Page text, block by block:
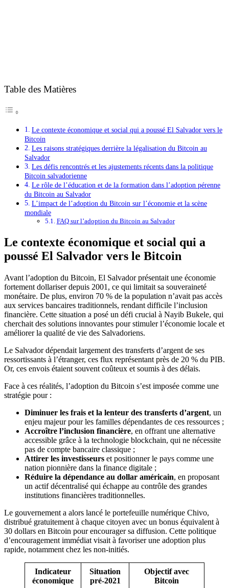
Table des Matières
Le contexte économique et social qui a poussé El Salvador vers le
Bitcoin
Les raisons stratégiques derrière la légalisation du Bitcoin au
Salvador
Les défis rencontrés et les ajustements récents dans la politique
Bitcoin salvadorienne
Le rôle de l’éducation et de la formation dans l’adoption pérenne
du Bitcoin au Salvador
L’impact de l’adoption du Bitcoin sur l’économie et la scène
mondiale
FAQ sur l’adoption du Bitcoin au Salvador
Le contexte économique et social qui a
poussé El Salvador vers le Bitcoin
Avant l’adoption du Bitcoin, El Salvador présentait une économie
fortement dollariser depuis 2001, ce qui limitait sa souveraineté
monétaire. De plus, environ 70 % de la population n’avait pas accès
aux services bancaires traditionnels, rendant difficile l’inclusion
financière. Cette situation a posé un défi crucial à Nayib Bukele, qui
cherchait des solutions innovantes pour stimuler l’économie locale et
améliorer la qualité de vie des Salvadoriens.
Le Salvador dépendait largement des transferts d’argent de ses
ressortissants à l’étranger, ces flux représentant près de 20 % du PIB.
Or, ces envois étaient souvent coûteux et soumis à des délais.
Face à ces réalités, l’adoption du Bitcoin s’est imposée comme une
stratégie pour :
Diminuer les frais et la lenteur des transferts d’argent, un
enjeu majeur pour les familles dépendantes de ces ressources ;
Accroître l’inclusion financière, en offrant une alternative
accessible grâce à la technologie blockchain, qui ne nécessite
pas de compte bancaire classique ;
Attirer les investisseurs et positionner le pays comme une
nation pionnière dans la finance digitale ;
Réduire la dépendance au dollar américain, en proposant
un actif décentralisé qui échappe au contrôle des grandes
institutions financières traditionnelles.
Le gouvernement a alors lancé le portefeuille numérique Chivo,
distribué gratuitement à chaque citoyen avec un bonus équivalent à
30 dollars en Bitcoin pour encourager sa diffusion. Cette politique
d’encouragement immédiat visait à favoriser une adoption plus
rapide, notamment chez les non-initiés.
Indicateur
économique
Situation
pré-2021
Objectif avec
Bitcoin